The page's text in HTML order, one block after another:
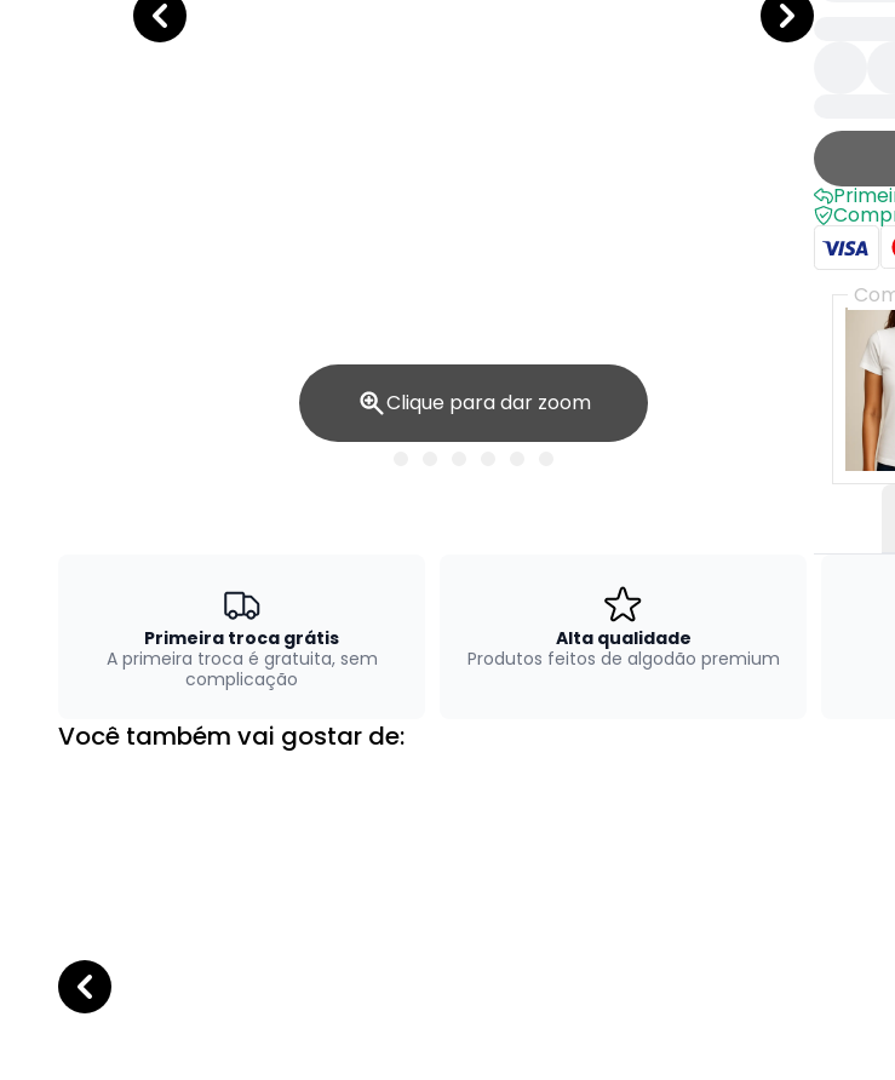
Clique para dar zoom
Primeira troca grátis
A primeira troca é gratuita, sem
complicação
Alta qualidade
Produtos feitos de algodão premium
Você também vai gostar de: